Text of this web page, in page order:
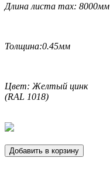
Длина листа max: 8000мм
Толщина:0.45мм
Цвет: Желтый цинк
(RAL 1018)
Добавить в корзину